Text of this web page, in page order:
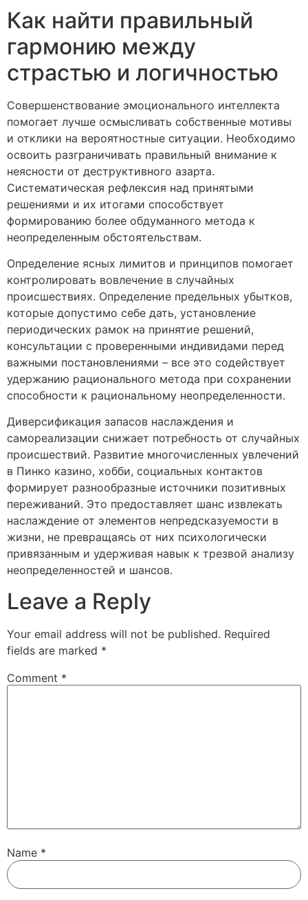
Как найти правильный
гармонию между
страстью и логичностью
Совершенствование эмоционального интеллекта
помогает лучше осмысливать собственные мотивы
и отклики на вероятностные ситуации. Необходимо
освоить разграничивать правильный внимание к
неясности от деструктивного азарта.
Систематическая рефлексия над принятыми
решениями и их итогами способствует
формированию более обдуманного метода к
неопределенным обстоятельствам.
Определение ясных лимитов и принципов помогает
контролировать вовлечение в случайных
происшествиях. Определение предельных убытков,
которые допустимо себе дать, установление
периодических рамок на принятие решений,
консультации с проверенными индивидами перед
важными постановлениями – все это содействует
удержанию рационального метода при сохранении
способности к рациональному неопределенности.
Диверсификация запасов наслаждения и
самореализации снижает потребность от случайных
происшествий. Развитие многочисленных увлечений
в Пинко казино, хобби, социальных контактов
формирует разнообразные источники позитивных
переживаний. Это предоставляет шанс извлекать
наслаждение от элементов непредсказуемости в
жизни, не превращаясь от них психологически
привязанным и удерживая навык к трезвой анализу
неопределенностей и шансов.
Leave a Reply
Your email address will not be published. Required
fields are marked *
Comment *
Name *